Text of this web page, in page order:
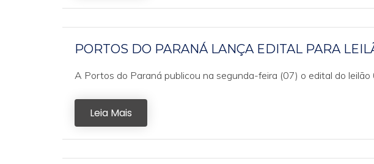
PORTOS DO PARANÁ LANÇA EDITAL PARA
A Portos do Paraná publicou na segunda-feira (07) o edital do
Leia Mais